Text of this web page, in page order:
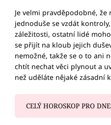
Je velmi pravděpodobné,
jednoduše se vzdát
záležitosti, ostatní lidé
se přijít na kloub jejich
nemožné, takže se o to ani
chtít nechat věci plynout a
než uděláte nějaké zásadní
CELÝ HOROSKOP PRO